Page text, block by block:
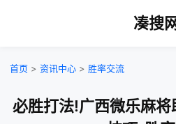
凑搜
首页 > 资讯中心 > 胜率交流
必胜打法!广西微乐麻将